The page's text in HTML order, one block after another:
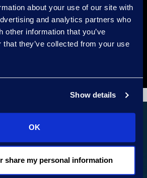
about your use of our site with
and analytics partners who
other information that you’ve
that they’ve collected from your use
Show details
OK
share my personal information
restructuring, cyber
business
solutions.
Can Help